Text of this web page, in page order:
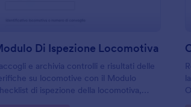
Di Ispezione Locomotiva
e archivia controlli e risultati delle
su locomotive con il Modulo
di ispezione della locomotiva,